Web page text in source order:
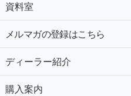
資料室
メルマガの登録はこちら
ディーラー紹介
購入案内